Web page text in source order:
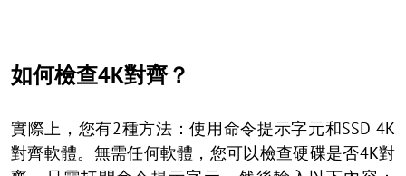
如何檢查4K對齊？
實際上，您有2種方法：使用命令提示字元和SSD 4K
對齊軟體。無需任何軟體，您可以檢查硬碟是否4K對